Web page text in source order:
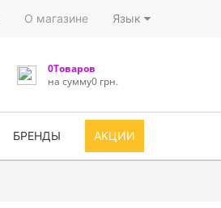
О магазине Язык
0Товаров
на сумму0 грн.
БРЕНДЫ АКЦИИ